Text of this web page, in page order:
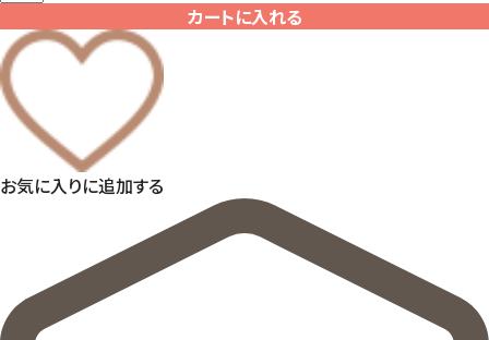
カートに入れる
お気に入りに追加する